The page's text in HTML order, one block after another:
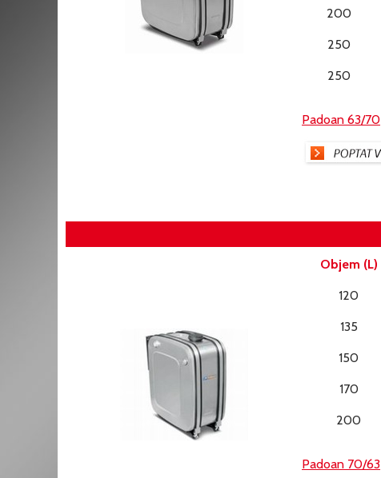
200
250
250
Padoan 63/70
Objem (L)
120
135
150
170
200
Padoan 70/63